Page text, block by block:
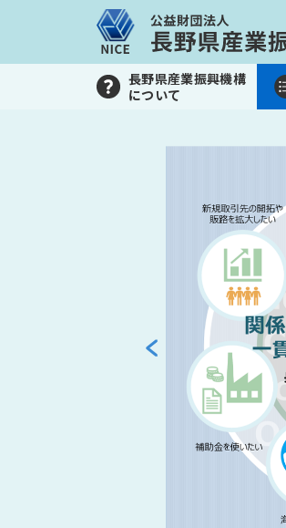
長野県産業振興機構
について